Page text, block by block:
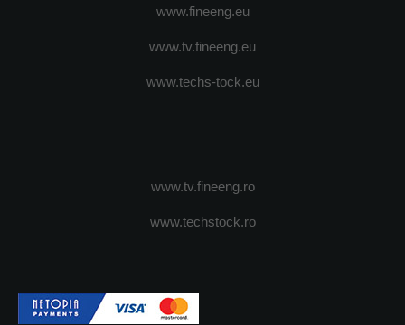
www.fineeng.eu
www.tv.fineeng.eu
www.techs-tock.eu
www.tv.fineeng.ro
www.techstock.ro